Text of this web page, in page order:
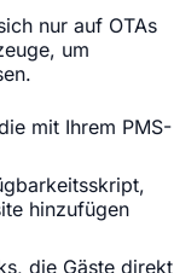
nur auf OTAs
um
mit Ihrem PMS-
hinzufügen
die Gäste direkt